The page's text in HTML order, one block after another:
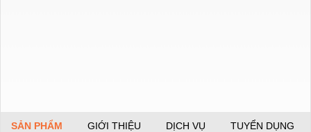
SẢN PHẨM GIỚI THIỆU DỊCH VỤ TUYỂN DỤNG